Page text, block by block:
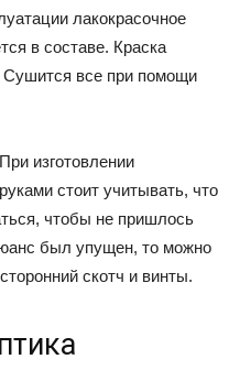
лакокрасочное
в составе. Краска
Сушится все при помощи
изготовлении
стоит учитывать, что
чтобы не пришлось
был упущен, то можно
скотч и винты.